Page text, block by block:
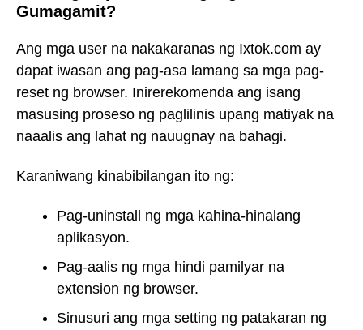
Gumagamit?
Ang mga user na nakakaranas ng Ixtok.com ay
dapat iwasan ang pag-asa lamang sa mga pag-
reset ng browser. Inirerekomenda ang isang
masusing proseso ng paglilinis upang matiyak na
naaalis ang lahat ng nauugnay na bahagi.
Karaniwang kinabibilangan ito ng:
Pag-uninstall ng mga kahina-hinalang
aplikasyon.
Pag-aalis ng mga hindi pamilyar na
extension ng browser.
Sinusuri ang mga setting ng patakaran ng